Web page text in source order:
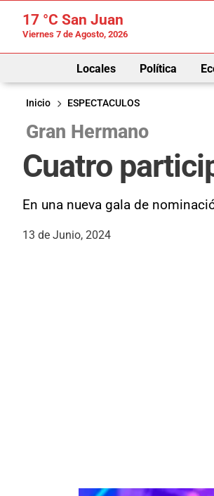
17 °C San Juan
Viernes 7 de Agosto, 2026
Locales Política
Inicio
ESPECTACULOS
Gran Hermano
Cuatro
En una nueva gala de
13 de Junio, 2024